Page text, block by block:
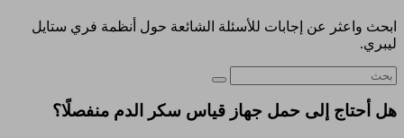
ابحث واعثر عن إجابات للأسئلة الشائعة حول أنظمة فري ستايل
ليبري.
هل أحتاج إلى حمل جهاز قياس سكر الدم منفصلًا؟